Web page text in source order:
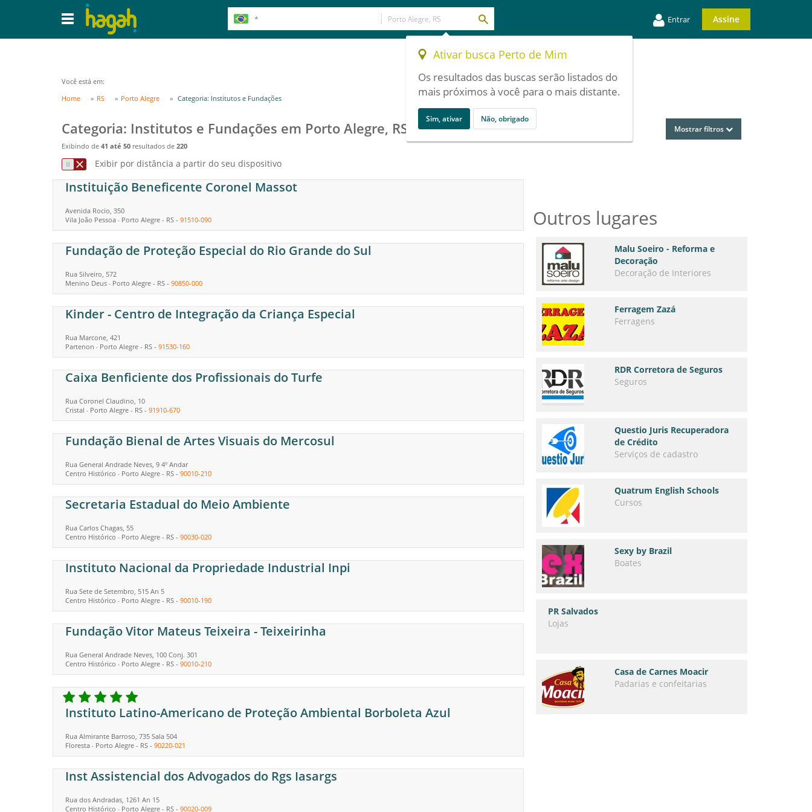
Entrar Assine
Ativar busca Perto de Mim
Os resultados das buscas serão listados do
mais próximos à você para o mais distante.
Sim, ativar Não, obrigado
Você está em:
Home
RS Porto Alegre Categoria: Institutos e Fundações
Categoria: Institutos e Fundações em Porto Alegre, RS
Exibindo de 41 até 50 resultados de 220
Mostrar filtros
Exibir por distância a partir do seu dispositivo
Instituição Beneficente Coronel Massot
Avenida Rocio, 350
Vila João Pessoa - Porto Alegre - RS - 91510-090
Fundação de Proteção Especial do Rio Grande do Sul
Rua Silveiro, 572
Menino Deus - Porto Alegre - RS - 90850-000
Kinder - Centro de Integração da Criança Especial
Rua Marcone, 421
Partenon - Porto Alegre - RS - 91530-160
Caixa Benficiente dos Profissionais do Turfe
Rua Coronel Claudino, 10
Cristal - Porto Alegre - RS - 91910-670
Fundação Bienal de Artes Visuais do Mercosul
Rua General Andrade Neves, 9 4º Andar
Centro Histórico - Porto Alegre - RS - 90010-210
Secretaria Estadual do Meio Ambiente
Rua Carlos Chagas, 55
Centro Histórico - Porto Alegre - RS - 90030-020
Instituto Nacional da Propriedade Industrial Inpi
Rua Sete de Setembro, 515 An 5
Centro Histórico - Porto Alegre - RS - 90010-190
Fundação Vitor Mateus Teixeira - Teixeirinha
Rua General Andrade Neves, 100 Conj. 301
Centro Histórico - Porto Alegre - RS - 90010-210
Instituto Latino-Americano de Proteção Ambiental Borboleta Azul
Rua Almirante Barroso, 735 Sala 504
Floresta - Porto Alegre - RS - 90220-021
Inst Assistencial dos Advogados do Rgs Iasargs
Rua dos Andradas, 1261 An 15
Centro Histórico - Porto Alegre - RS - 90020-009
Outros lugares
Malu Soeiro - Reforma e
Decoração
Decoração de Interiores
Ferragem Zazá
Ferragens
RDR Corretora de Seguros
Seguros
Questio Juris Recuperadora
de Crédito
Serviços de cadastro
Quatrum English Schools
Cursos
Sexy by Brazil
Boates
PR Salvados
Lojas
Casa de Carnes Moacir
Padarias e confeitarias